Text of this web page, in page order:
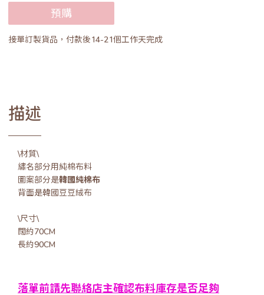
預購
接單訂製貨品，付款後14-21個工作天完成
描述
\材質\
繡名部分用純棉布料
圖案部分是韓國純棉布
背面是韓國豆豆絨布
\尺寸\
闊約70CM
長約90CM
落單前請先聯絡店主確認布料庫存是否足夠